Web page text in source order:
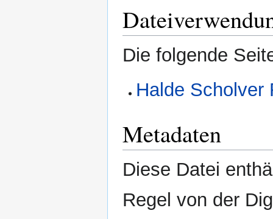
Die folgende
Halde Scholver
Metadaten
Diese Datei
Regel von der